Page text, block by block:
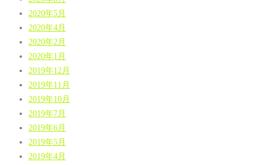
2020年5月
2020年4月
2020年2月
2020年1月
2019年12月
2019年11月
2019年10月
2019年7月
2019年6月
2019年5月
2019年4月